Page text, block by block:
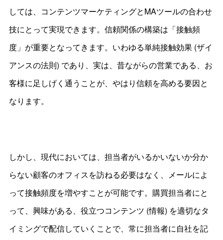
しては、コンテンツマーケティングとMAツールの合わせ
技にとって実現できます。信頼関係の構築は「接触頻
度」が重要となってきます。いわゆる単純接触効果 (ザイ
アンスの法則) であり、実は、昔ながらの営業である、お
客様に足しげく通うことが、やはり信頼を高める要因と
なります。
しかし、現代においては、担当者がいるかいないか分か
らない顧客のオフィスを訪ねる必要はなく、メールによ
って接触頻度を増やすことが可能です。購買担当者にと
って、興味がある、役立つコンテンツ (情報) を適切なタ
イミングで配信していくことで、常に担当者に自社を記